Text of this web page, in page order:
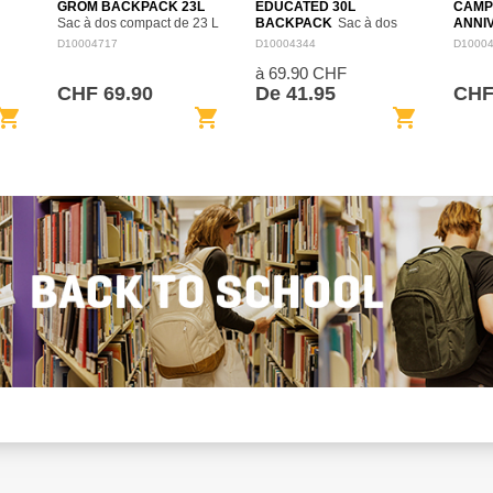
GROM BACKPACK 23L
Sac à dos compact de 23 L
adapté aux jeunes
l’école, les sorties et les
activités…
D10004717
CHF 69.90
shopping_cart
EDUCATED 30L
BACKPACK Sac à dos
spacieux de 30 L pensé
déplacements quotidiens.
Son organisation intérieure
permet de séparer…
D10004344
à 69.90 CHF
De 41.95
shopping_cart
fête
dans